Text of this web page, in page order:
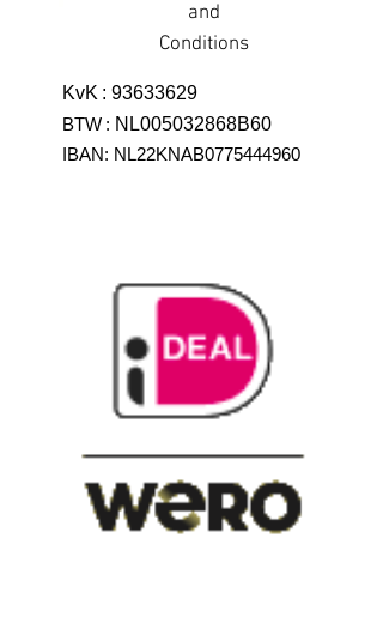
and
Conditions
KvK : 93633629
BTW : NL005032868B60
IBAN: NL22KNAB0775444960